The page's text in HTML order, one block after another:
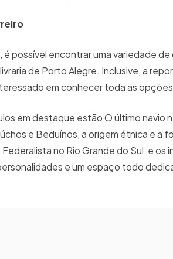
é possível encontrar uma variedade
de Porto Alegre. Inclusive, a
em conhecer toda as
em destaque estão O último navio
e Beduínos, a origem étnica e a
no Rio Grande do Sul, e os
e um espaço todo